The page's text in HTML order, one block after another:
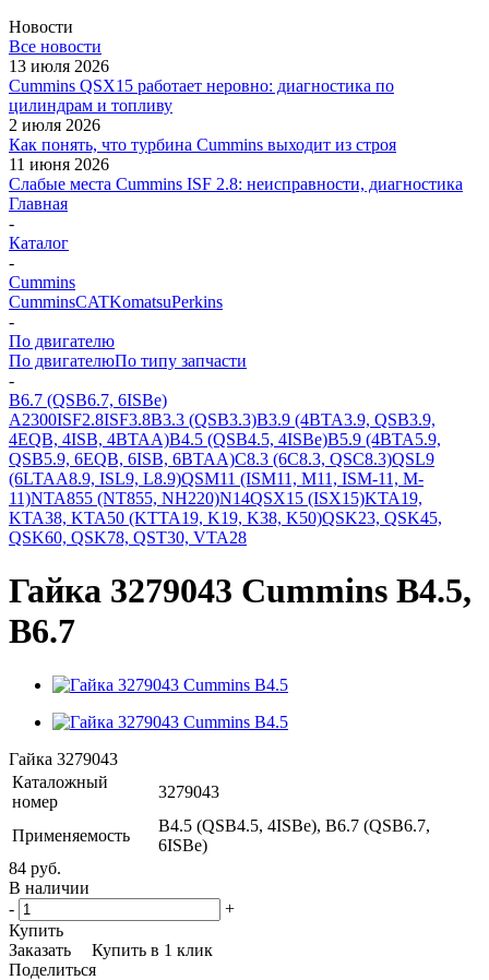
Новости
Все новости
13 июля 2026
Cummins QSX15 работает неровно: диагностика по
цилиндрам и топливу
2 июля 2026
Как понять, что турбина Cummins выходит из строя
11 июня 2026
Слабые места Cummins ISF 2.8: неисправности, диагностика
Главная
-
Каталог
-
Cummins
CumminsCATKomatsuPerkins
-
По двигателю
По двигателюПо типу запчасти
-
B6.7 (QSB6.7, 6ISBe)
A2300ISF2.8ISF3.8B3.3 (QSB3.3)B3.9 (4BTA3.9, QSB3.9,
4EQB, 4ISB, 4BTAA)B4.5 (QSB4.5, 4ISBe)B5.9 (4BTA5.9,
QSB5.9, 6EQB, 6ISB, 6BTAA)C8.3 (6C8.3, QSC8.3)QSL9
(6LTAA8.9, ISL9, L8.9)QSM11 (ISM11, M11, ISM-11, M-
11)NTA855 (NT855, NH220)N14QSX15 (ISX15)KTA19,
KTA38, KTA50 (KTTA19, K19, K38, K50)QSK23, QSK45,
QSK60, QSK78, QST30, VTA28
Гайка 3279043 Cummins B4.5,
B6.7
Гайка 3279043
Каталожный
номер
3279043
Применяемость
B4.5 (QSB4.5, 4ISBe), B6.7 (QSB6.7,
6ISBe)
84 руб.
В наличии
-
+
Купить
Заказать
Купить в 1 клик
Поделиться